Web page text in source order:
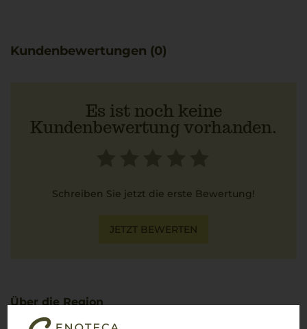
Kundenbewertungen (0)
Es ist noch keine
Kundenbewertung vorhanden.
Schreiben Sie jetzt die erste Bewertung!
JETZT BEWERTEN
Über die Region